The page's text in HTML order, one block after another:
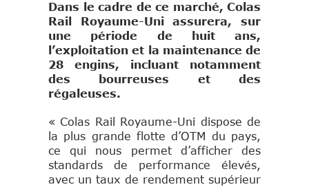
Dans le cadre de ce marché, Colas
Rail Royaume-Uni assurera, sur
une période de huit ans,
l’exploitation et la maintenance de
28 engins, incluant notamment
des bourreuses et des
régaleuses.
« Colas Rail Royaume-Uni dispose de
la plus grande flotte d’OTM du pays,
ce qui nous permet d’afficher des
standards de performance élevés,
avec un taux de rendement supérieur